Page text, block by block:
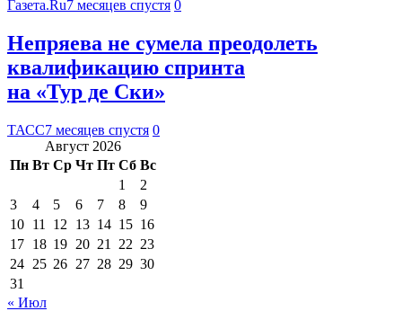
Газета.Ru7 месяцев спустя 0
Непряева не сумела преодолеть
квалификацию спринта
на «Тур де Ски»
ТАСС7 месяцев спустя 0
Август 2026
Пн Вт Ср Чт Пт Сб Вс
1
2
3
4 5 6 7 8
9
10 11 12 13 14 15 16
17 18 19 20 21 22 23
24 25 26 27 28 29 30
31
« Июл